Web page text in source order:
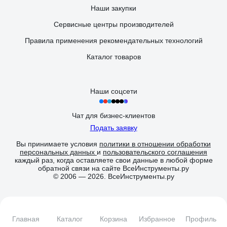
Главная Каталог Корзина Избранное Профиль
кейса, а именно небольшой запах пластика, в прочем
не вызывает. Эва коврики. Не понял их, но есть и ладно,
не без нюансов, но хорошая и за свою цену стоящая. Если ты
работы и заработка и готовы мириться с описаными выше
Наши закупки
Сервисные центры производителей
Правила применения рекомендательных технологий
Каталог товаров
Наши соцсети
Чат для бизнес-клиентов
Подать заявку
Вы принимаете условия политики в отношении обработки
персональных данных и пользовательского соглашения
каждый раз, когда оставляете свои данные в любой форме
обратной связи на сайте ВсеИнструменты.ру
© 2006 — 2026. ВсеИнструменты.ру